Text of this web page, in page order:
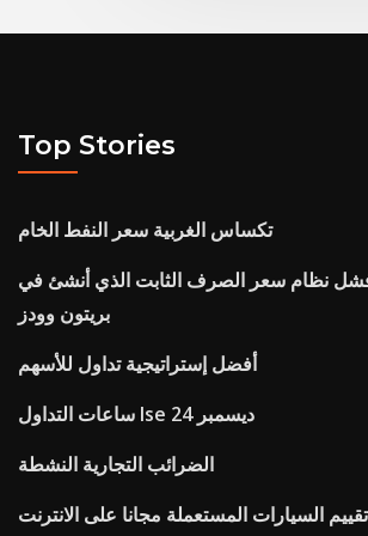
Top Stories
تكساس الغربية سعر النفط الخام
نظام سعر الصرف الثابت الذي أنشئ في
بريتون وودز
أفضل إستراتيجية تداول للأسهم
ساعات التداول lse 24 ديسمبر
الضرائب التجارية النشطة
تقييم السيارات المستعملة مجانا على الانترنت